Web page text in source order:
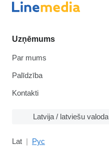
Uzņēmums
Par mums
Palīdzība
Kontakti
Latvija / latviešu valoda
Lat Рус